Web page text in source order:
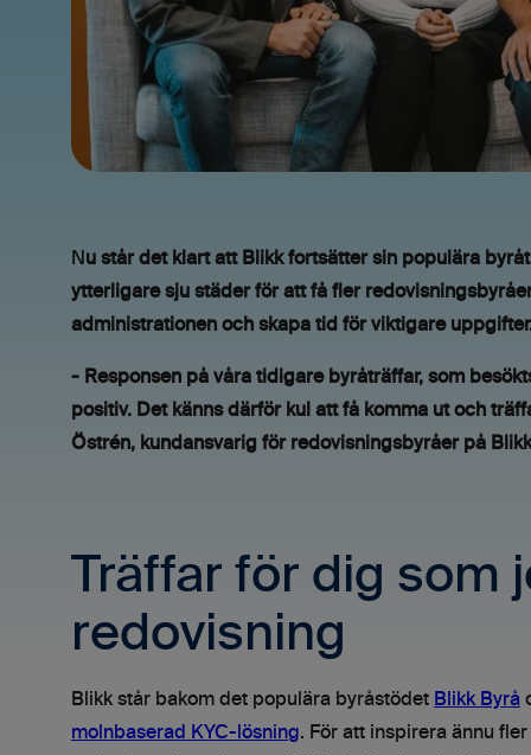
N u står det klart att Blikk fortsätter sin populära
ytterligare sju städer för att få fler
administrationen och skapa tid för viktigare
- Responsen på våra tidigare byråträffar, som
positiv. Det känns därför kul att få komma ut och
Östrén, kundansvarig för redovisningsbyråer på
Träffar för dig som
redovisning
Blikk står bakom det populära byråstödet Blikk Byrå
molnbaserad KYC-lösning. För att inspirera ännu